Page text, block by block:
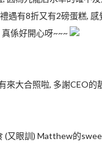
遇有8折又有2磅蛋糕,
係好開心呀~~~
來大合照啦, 多謝CEO的
(又眼訓) Matthew的